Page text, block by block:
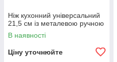
Ніж кухонний універсальний
21,5 см із металевою ручною
В наявності
Ціну уточнюйте